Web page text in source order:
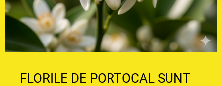
FLORILE DE PORTOCAL SUNT